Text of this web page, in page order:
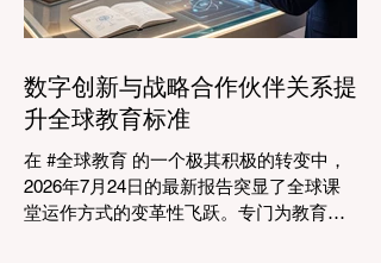
所高等教育机构在运营，学习依然是社会
进步的基石。然而，传统的教学模式正日
的中心主题是“缩小差距：使全球教育与市
场现实接轨”，成功突显了将学术学习与创
的一个主要焦点是扩大获得高标准学习的
#普及率。代表们庆祝了教育特许经营模式
和共享平台的快速增长，这些模式和平台
数字创新与战略合作伙伴关系提
升全球教育标准
在 #全球教育 的一个极其积极的转变中，
2026年7月24日的最新报告突显了全球课
堂运作方式的变革性飞跃。专门为教育工